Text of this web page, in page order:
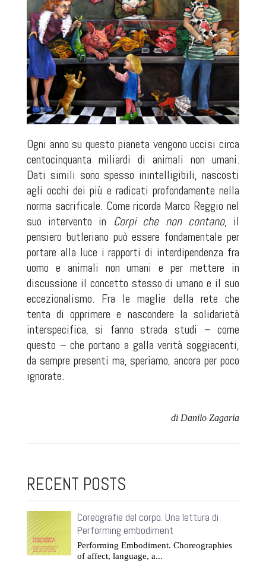
Ogni anno su questo pianeta vengono uccisi circa
centocinquanta miliardi di animali non umani.
Dati simili sono spesso inintelligibili, nascosti
agli occhi dei più e radicati profondamente nella
norma sacrificale. Come ricorda Marco Reggio nel
suo intervento in Corpi che non contano, il
pensiero butleriano può essere fondamentale per
portare alla luce i rapporti di interdipendenza fra
uomo e animali non umani e per mettere in
discussione il concetto stesso di umano e il suo
eccezionalismo. Fra le maglie della rete che
tenta di opprimere e nascondere la solidarietà
interspecifica, si fanno strada studi – come
questo – che portano a galla verità soggiacenti,
da sempre presenti ma, speriamo, ancora per poco
ignorate.
di Danilo Zagaria
RECENT POSTS
Coreografie del corpo. Una lettura di
Performing embodiment
Performing Embodiment. Choreographies
of affect, language, a...